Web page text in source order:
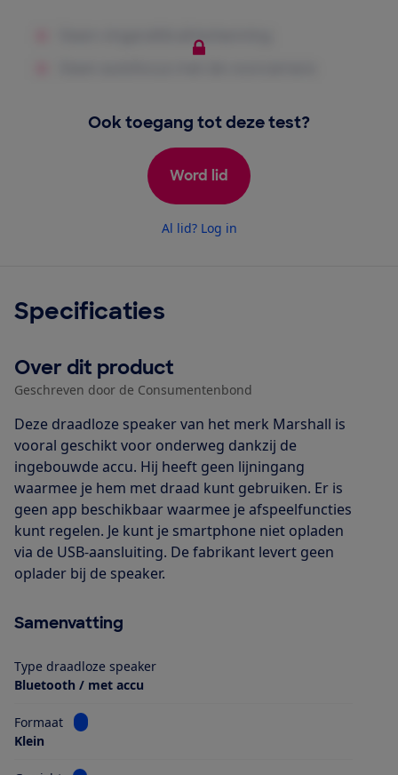
Ook toegang tot deze test?
Word lid
Al lid? Log in
Specificaties
Over dit product
Geschreven door de Consumentenbond
Deze draadloze speaker van het merk Marshall is
vooral geschikt voor onderweg dankzij de
ingebouwde accu. Hij heeft geen lijningang
waarmee je hem met draad kunt gebruiken. Er is
geen app beschikbaar waarmee je afspeelfuncties
kunt regelen. Je kunt je smartphone niet opladen
via de USB-aansluiting. De fabrikant levert geen
oplader bij de speaker.
Samenvatting
Type draadloze speaker
Bluetooth / met accu
Formaat
Bekijk informatie voor Formaat
Klein